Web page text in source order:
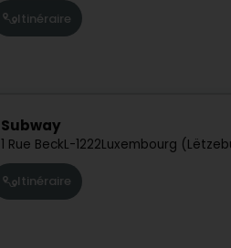
Itinéraire
Subway
1 Rue BeckL-1222Luxembourg
Itinéraire